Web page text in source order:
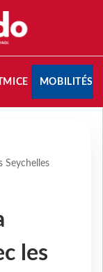
MICE MOBILITÉS
Seychelles
les